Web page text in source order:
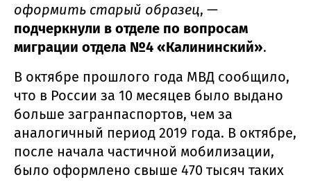
оформить старый образец, —
подчеркнули в отделе по вопросам
миграции отдела №4 «Калининский».
В октябре прошлого года МВД сообщило,
что в России за 10 месяцев было выдано
больше загранпаспортов, чем за
аналогичный период 2019 года. В октябре,
после начала частичной мобилизации,
было оформлено свыше 470 тысяч таких